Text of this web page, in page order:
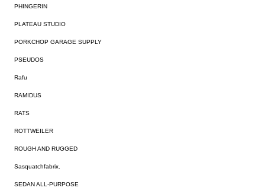
PHINGERIN
PLATEAU STUDIO
PORKCHOP GARAGE SUPPLY
PSEUDOS
Rafu
RAMIDUS
RATS
ROTTWEILER
ROUGH AND RUGGED
Sasquatchfabrix.
SEDAN ALL-PURPOSE